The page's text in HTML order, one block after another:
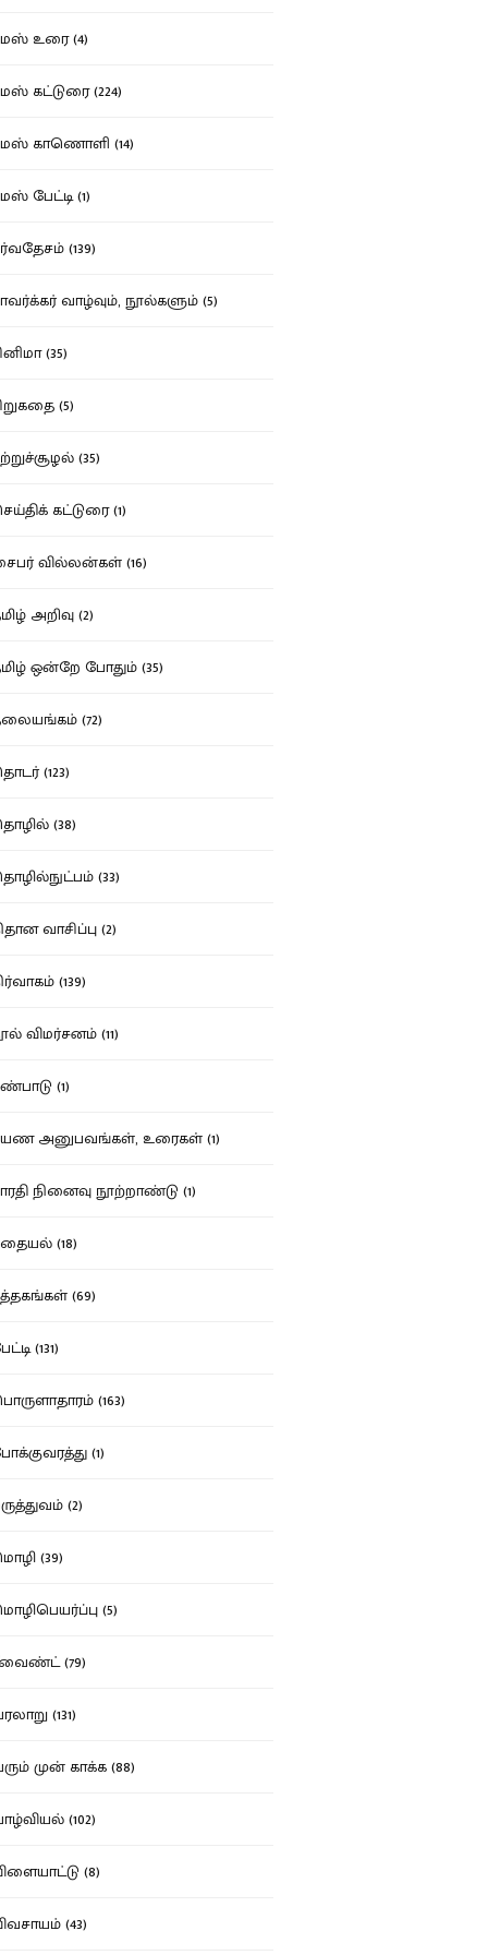
உரை (4)
கட்டுரை (224)
காணொளி (14)
பேட்டி (1)
(139)
வாழ்வும், நூல்களும் (5)
(35)
(5)
(35)
கட்டுரை (1)
வில்லன்கள் (16)
அறிவு (2)
ஒன்றே போதும் (35)
(72)
(123)
(38)
(33)
வாசிப்பு (2)
(139)
விமர்சனம் (11)
(1)
அனுபவங்கள், உரைகள் (1)
நினைவு நூற்றாண்டு (1)
(18)
(69)
(131)
(163)
(1)
(2)
(39)
(5)
(79)
(131)
முன் காக்க (88)
(102)
(8)
(43)